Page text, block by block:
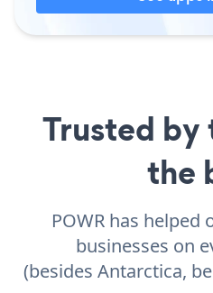
Trusted by
the
POWR has helped
businesses on
(besides Antarctica,